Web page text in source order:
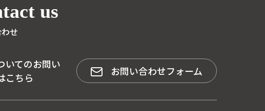
us
せ
いてのお問い
こちら
お問い合わせフォーム